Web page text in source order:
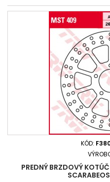
Aprilia 300 SPORTCITY
APRILIA 300 SPORTCITY
Aprilia 300
APRILIA 300 SR MAX 2011 -
Aprilia 300 SR MAX i 2010 -
KÓD:
PREDNÝ BRZDOVÝ